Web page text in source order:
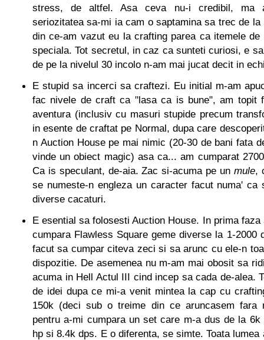
stress, de altfel. Asa ceva nu-i credibil, ma
seriozitatea sa-mi ia cam o saptamina sa trec de
din ce-am vazut eu la crafting parea ca itemele
speciala. Tot secretul, in caz ca sunteti curiosi, e
de pe la nivelul 30 incolo n-am mai jucat decit in
E stupid sa incerci sa craftezi. Eu initial m-am
fac nivele de craft ca "lasa ca is bune", am topit
aventura (inclusiv cu masuri stupide precum
in esente de craftat pe Normal, dupa care
n Auction House pe mai nimic (20-30 de bani fata
vinde un obiect magic) asa ca... am cumparat
Ca is speculant, de-aia. Zac si-acuma pe un mule,
se numeste-n engleza un caracter facut numa' ca
diverse cacaturi.
E esential sa folosesti Auction House. In prima
cumpara Flawless Square geme diverse la 1-2000
facut sa cumpar citeva zeci si sa arunc cu ele-n
dispozitie. De asemenea nu m-am mai obosit sa
acuma in Hell Actul III cind incep sa cada de-alea.
de idei dupa ce mi-a venit mintea la cap cu
150k (deci sub o treime din ce aruncasem fara
pentru a-mi cumpara un set care m-a dus de la
hp si 8.4k dps. E o diferenta, se simte. Toata